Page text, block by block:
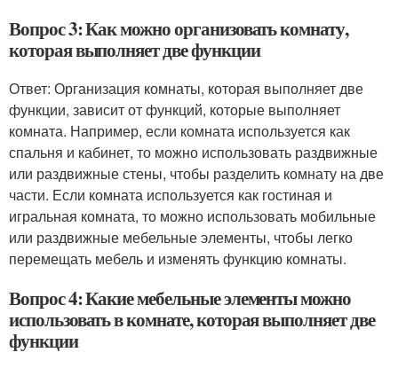
Вопрос 3: Как можно организовать комнату,
которая выполняет две функции
Ответ: Организация комнаты, которая выполняет две
функции, зависит от функций, которые выполняет
комната. Например, если комната используется как
спальня и кабинет, то можно использовать раздвижные
или раздвижные стены, чтобы разделить комнату на две
части. Если комната используется как гостиная и
игральная комната, то можно использовать мобильные
или раздвижные мебельные элементы, чтобы легко
перемещать мебель и изменять функцию комнаты.
Вопрос 4: Какие мебельные элементы можно
использовать в комнате, которая выполняет две
функции